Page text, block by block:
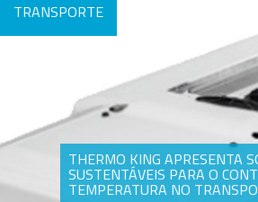
THERMO KING APRESENTA
SUSTENTÁVEIS PARA O
TEMPERATURA NO
TRANSPORTE